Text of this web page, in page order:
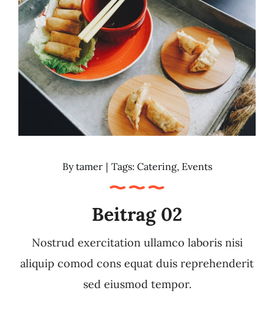
Bytamer | Tags: Catering, Events
Beitrag 02
Nostrud exercitation ullamco laboris nisi
aliquip comod cons equat duis reprehenderit
sed eiusmod tempor.